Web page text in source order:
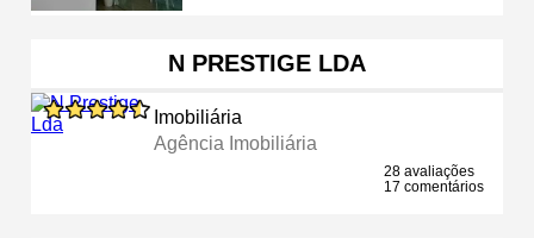
N PRESTIGE LDA
Imobiliária
Agência Imobiliária
28 avaliações
17 comentários